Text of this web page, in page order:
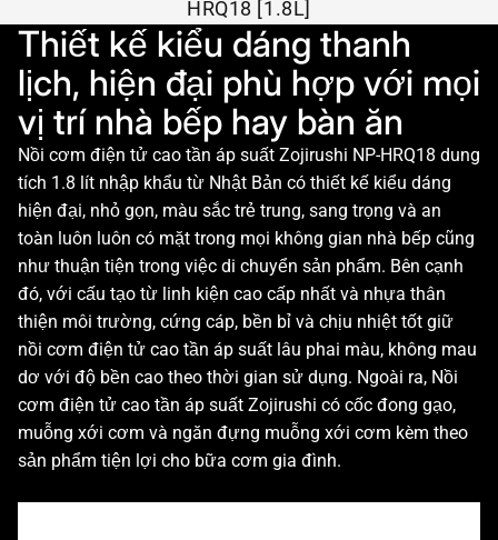
HRQ18 [1.8L]
Thiết kế kiểu dáng thanh
lịch, hiện đại phù hợp với mọi
vị trí nhà bếp hay bàn ăn
Nồi cơm điện tử cao tần áp suất Zojirushi NP-HRQ18 dung
tích 1.8 lít nhập khẩu từ Nhật Bản có thiết kế kiểu dáng
hiện đại, nhỏ gọn, màu sắc trẻ trung, sang trọng và an
toàn luôn luôn có mặt trong mọi không gian nhà bếp cũng
như thuận tiện trong việc di chuyển sản phẩm. Bên cạnh
đó, với cấu tạo từ linh kiện cao cấp nhất và nhựa thân
thiện môi trường, cứng cáp, bền bỉ và chịu nhiệt tốt giữ
nồi cơm điện tử cao tần áp suất lâu phai màu, không mau
dơ với độ bền cao theo thời gian sử dụng. Ngoài ra, Nồi
cơm điện tử cao tần áp suất Zojirushi có cốc đong gạo,
muỗng xới cơm và ngăn đựng muỗng xới cơm kèm theo
sản phẩm tiện lợi cho bữa cơm gia đình.